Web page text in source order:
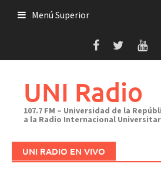
Menú Superior
UNI Radio
107.7 FM – Universidad de la
a la Radio Internacional
UNI RADIO EN VIVO